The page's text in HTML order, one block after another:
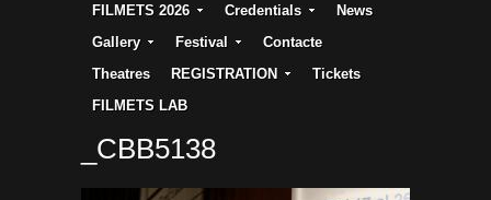
FILMETS 2026 Credentials
News
Gallery
Festival
Contacte
Theatres
REGISTRATION
Tickets
FILMETS LAB
_CBB5138